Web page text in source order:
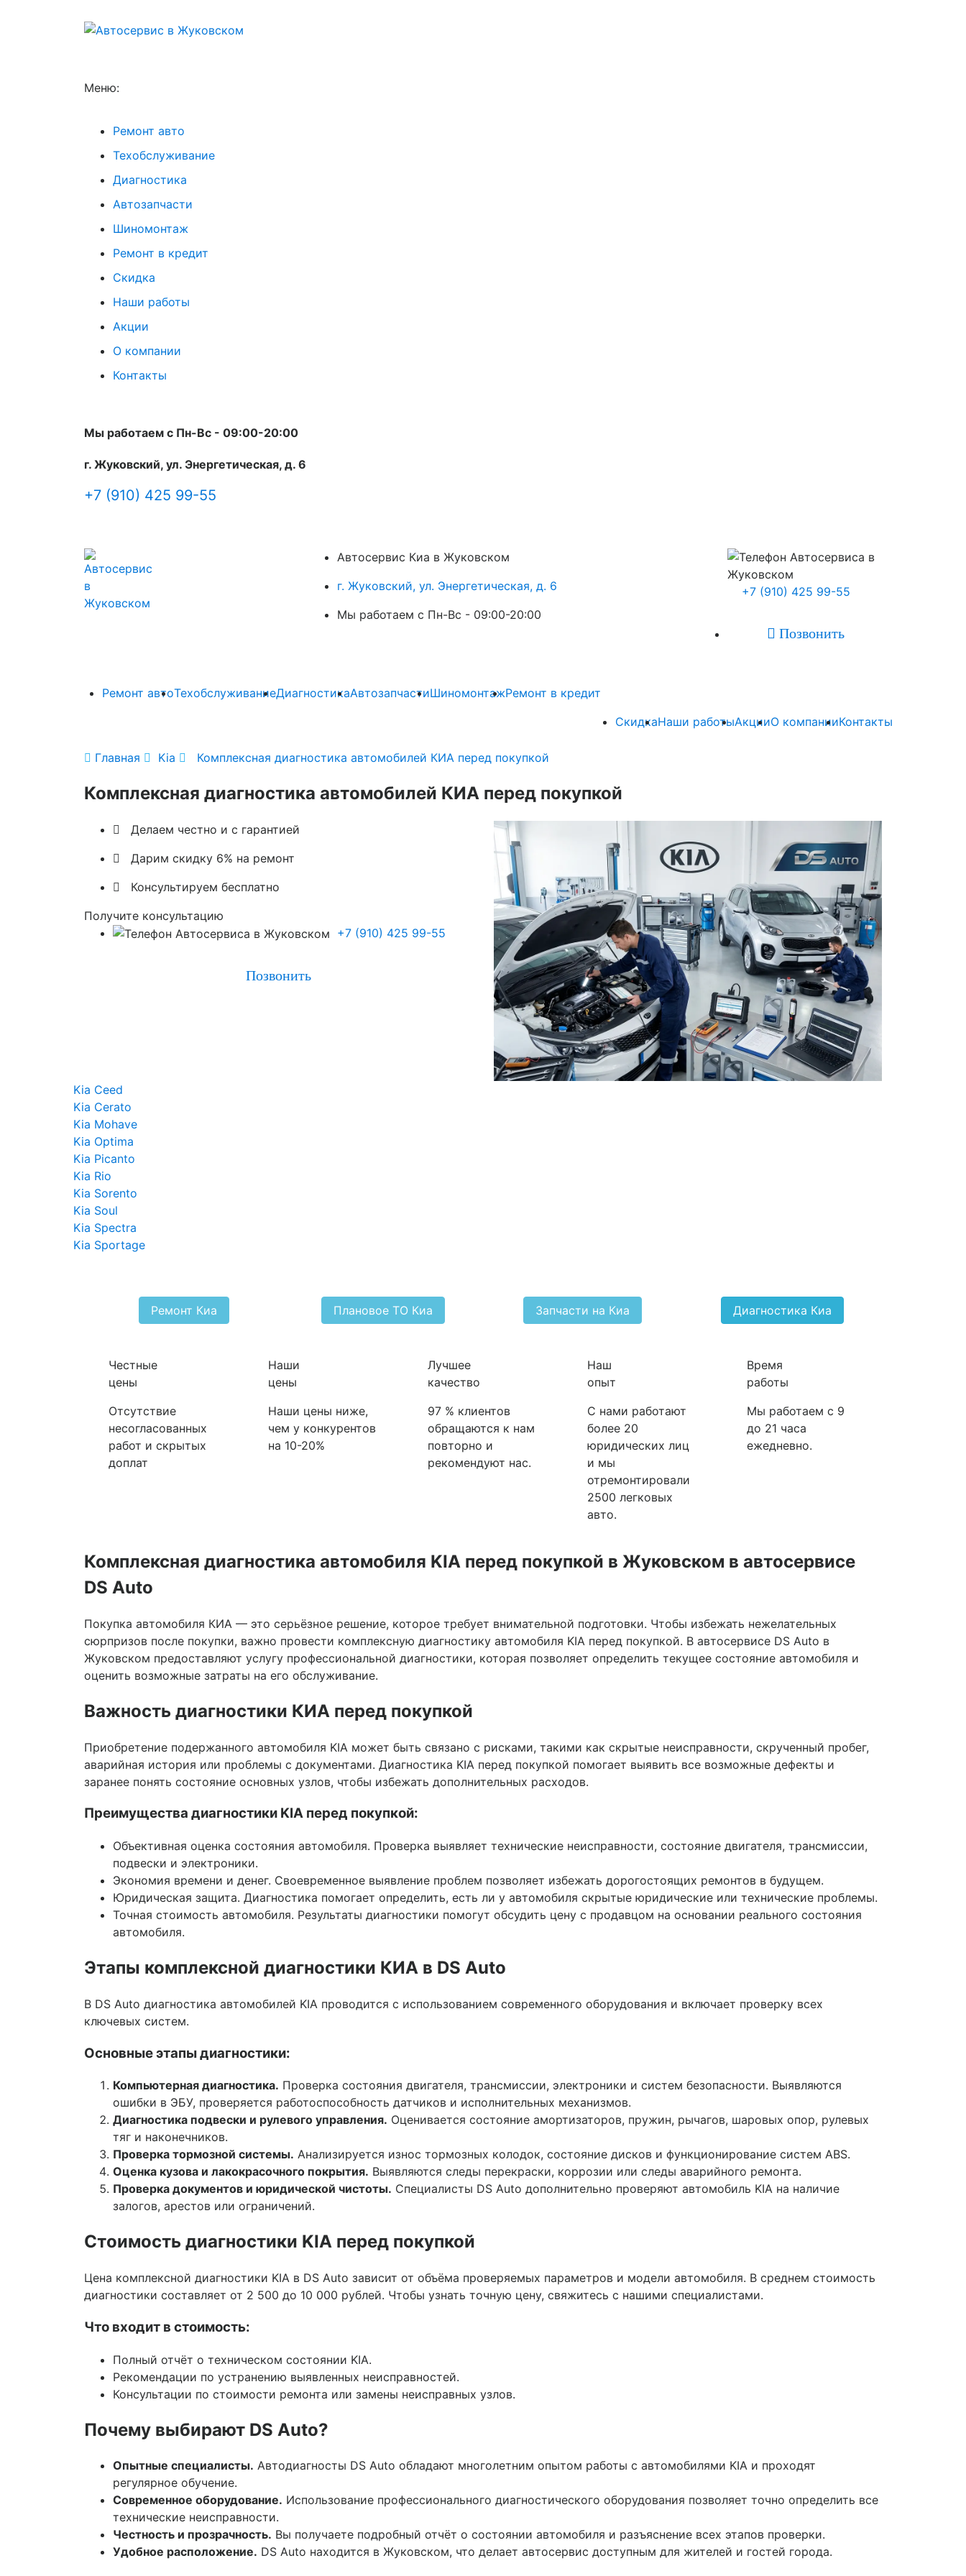
Меню:
Ремонт авто
Техобслуживание
Диагностика
Автозапчасти
Шиномонтаж
Ремонт в кредит
Скидка
Наши работы
Акции
О компании
Контакты
Мы работаем с Пн-Вc - 09:00-20:00
г. Жуковский, ул. Энергетическая, д. 6
+7 (910) 425 99-55
Автосервис Киа в Жуковском
г. Жуковский, ул. Энергетическая, д. 6
Мы работаем с Пн-Вc - 09:00-20:00
+7 (910) 425 99-55
 Позвонить
Ремонт автоТехобслуживаниеДиагностикаАвтозапчастиШиномонтажРемонт в кредит
СкидкаНаши работыАкцииО компанииКонтакты
 Главная  Kia  Комплексная диагностика автомобилей КИА перед покупкой
Комплексная диагностика автомобилей КИА перед покупкой
 Делаем честно и с гарантией
 Дарим скидку 6% на ремонт
 Консультируем бесплатно
Получите консультацию
+7 (910) 425 99-55
Позвонить
Kia Ceed
Kia Cerato
Kia Mohave
Kia Optima
Kia Picanto
Kia Rio
Kia Sorento
Kia Soul
Kia Spectra
Kia Sportage
Ремонт Киа Плановое ТО Киа Запчасти на Киа Диагностика Киа
Честные
цены
Отсутствие
несогласованных
работ и скрытых
доплат
Наши
цены
Наши цены ниже,
чем у конкурентов
на 10-20%
Лучшее
качество
97 % клиентов
обращаются к нам
повторно и
рекомендуют нас.
Наш
опыт
С нами работают
более 20
юридических лиц
и мы
отремонтировали
2500 легковых
авто.
Время
работы
Мы работаем с 9
до 21 часа
ежедневно.
Комплексная диагностика автомобиля KIA перед покупкой в Жуковском в автосервисе
DS Auto
Покупка автомобиля КИА — это серьёзное решение, которое требует внимательной подготовки. Чтобы избежать нежелательных
сюрпризов после покупки, важно провести комплексную диагностику автомобиля KIA перед покупкой. В автосервисе DS Auto в
Жуковском предоставляют услугу профессиональной диагностики, которая позволяет определить текущее состояние автомобиля и
оценить возможные затраты на его обслуживание.
Важность диагностики КИА перед покупкой
Приобретение подержанного автомобиля KIA может быть связано с рисками, такими как скрытые неисправности, скрученный пробег,
аварийная история или проблемы с документами. Диагностика KIA перед покупкой помогает выявить все возможные дефекты и
заранее понять состояние основных узлов, чтобы избежать дополнительных расходов.
Преимущества диагностики KIA перед покупкой:
Объективная оценка состояния автомобиля. Проверка выявляет технические неисправности, состояние двигателя, трансмиссии,
подвески и электроники.
Экономия времени и денег. Своевременное выявление проблем позволяет избежать дорогостоящих ремонтов в будущем.
Юридическая защита. Диагностика помогает определить, есть ли у автомобиля скрытые юридические или технические проблемы.
Точная стоимость автомобиля. Результаты диагностики помогут обсудить цену с продавцом на основании реального состояния
автомобиля.
Этапы комплексной диагностики КИА в DS Auto
В DS Auto диагностика автомобилей KIA проводится с использованием современного оборудования и включает проверку всех
ключевых систем.
Основные этапы диагностики:
Компьютерная диагностика. Проверка состояния двигателя, трансмиссии, электроники и систем безопасности. Выявляются
ошибки в ЭБУ, проверяется работоспособность датчиков и исполнительных механизмов.
Диагностика подвески и рулевого управления. Оценивается состояние амортизаторов, пружин, рычагов, шаровых опор, рулевых
тяг и наконечников.
Проверка тормозной системы. Анализируется износ тормозных колодок, состояние дисков и функционирование систем ABS.
Оценка кузова и лакокрасочного покрытия. Выявляются следы перекраски, коррозии или следы аварийного ремонта.
Проверка документов и юридической чистоты. Специалисты DS Auto дополнительно проверяют автомобиль KIA на наличие
залогов, арестов или ограничений.
Стоимость диагностики KIA перед покупкой
Цена комплексной диагностики KIA в DS Auto зависит от объёма проверяемых параметров и модели автомобиля. В среднем стоимость
диагностики составляет от 2 500 до 10 000 рублей. Чтобы узнать точную цену, свяжитесь с нашими специалистами.
Что входит в стоимость:
Полный отчёт о техническом состоянии KIA.
Рекомендации по устранению выявленных неисправностей.
Консультации по стоимости ремонта или замены неисправных узлов.
Почему выбирают DS Auto?
Опытные специалисты. Автодиагносты DS Auto обладают многолетним опытом работы с автомобилями KIA и проходят
регулярное обучение.
Современное оборудование. Использование профессионального диагностического оборудования позволяет точно определить все
технические неисправности.
Честность и прозрачность. Вы получаете подробный отчёт о состоянии автомобиля и разъяснение всех этапов проверки.
Удобное расположение. DS Auto находится в Жуковском, что делает автосервис доступным для жителей и гостей города.